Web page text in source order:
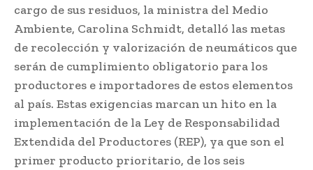
cargo de sus residuos, la ministra del Medio
Ambiente, Carolina Schmidt, detalló las metas
de recolección y valorización de neumáticos que
serán de cumplimiento obligatorio para los
productores e importadores de estos elementos
al país. Estas exigencias marcan un hito en la
implementación de la Ley de Responsabilidad
Extendida del Productores (REP), ya que son el
primer producto prioritario, de los seis